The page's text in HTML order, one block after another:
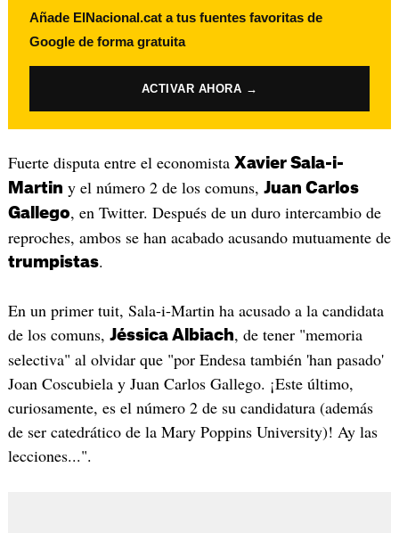
Añade ElNacional.cat a tus fuentes favoritas de
Google de forma gratuita
ACTIVAR AHORA →
Fuerte disputa entre el economista Xavier Sala-i-
Martin y el número 2 de los comuns, Juan Carlos
Gallego, en Twitter. Después de un duro intercambio de
reproches, ambos se han acabado acusando mutuamente de
trumpistas.
En un primer tuit, Sala-i-Martin ha acusado a la candidata
de los comuns, Jéssica Albiach, de tener "memoria
selectiva" al olvidar que "por Endesa también 'han pasado'
Joan Coscubiela y Juan Carlos Gallego. ¡Este último,
curiosamente, es el número 2 de su candidatura (además
de ser catedrático de la Mary Poppins University)! Ay las
lecciones...".